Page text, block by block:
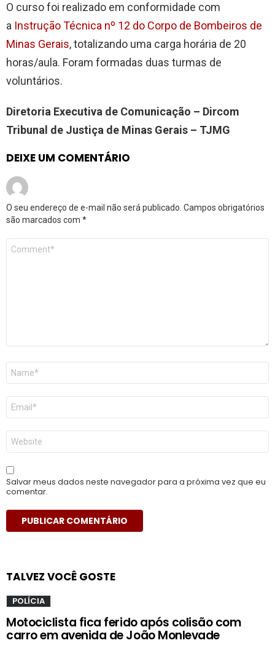
O curso foi realizado em conformidade com
a Instrução Técnica nº 12 do Corpo de Bombeiros de
Minas Gerais, totalizando uma carga horária de 20
horas/aula. Foram formadas duas turmas de
voluntários.
Diretoria Executiva de Comunicação – Dircom
Tribunal de Justiça de Minas Gerais – TJMG
DEIXE UM COMENTÁRIO
O seu endereço de e-mail não será publicado. Campos obrigatórios
são marcados com *
Comentário
Nome
E-
mail
*
Site
Salvar meus dados neste navegador para a próxima vez que eu
comentar.
TALVEZ VOCÊ GOSTE
POLÍCIA
Motociclista fica ferido após colisão com
carro em avenida de João Monlevade